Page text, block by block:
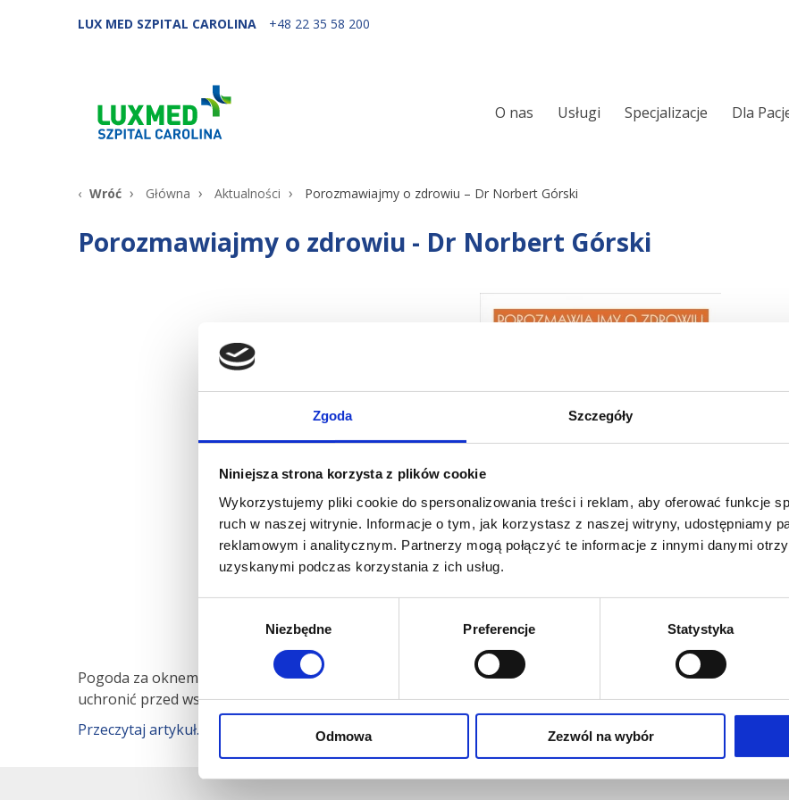
Zgoda Szczegóły
Niniejsza strona korzysta z plików cookie
Wykorzystujemy pliki cookie do spersonalizowania treści i reklam, aby oferować funkcje
ruch w naszej witrynie. Informacje o tym, jak korzystasz z naszej witryny, udostępniamy
reklamowym i analitycznym. Partnerzy mogą połączyć te informacje z innymi danymi
uzyskanymi podczas korzystania z ich usług.
Niezbędne Preferencje Statystyka
Odmowa Zezwól na wybór
LUX MED SZPITAL CAROLINA +48 22 35 58 200
O nas Usługi
Specjalizacje
Chirurgia kręgosłupa
Laryngologia
Chirurgia i urologia dziecięca
Foniatria
Alergologia
Dla
Wróć Główna Aktualności Porozmawiajmy o zdrowiu – Dr Norbert Górski
Porozmawiajmy o zdrowiu - Dr Norbert Górski
Pogoda za oknem jest jaka jest – nie rozpieszcza nas, a co więcej sprzyja infekcjom. Dr Norbert Górski
uchronić przed wszelkimi jesiennymi infekcjami – polecamy wydrukować, czytać i powiesić w widocznym
Przeczytaj artykuł.